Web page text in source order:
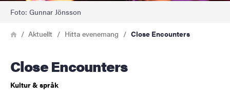
Foto: Gunnar Jönsson
Länkstig
HemAktuellt Hitta evenemang Close Encounters
Close Encounters
Kultur & språk